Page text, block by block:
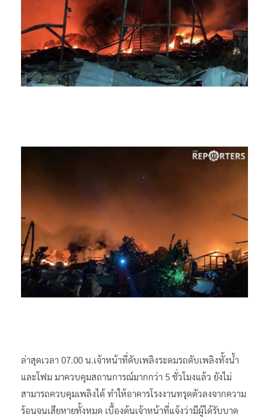
ล่าสุดเวลา 07.00 น.เจ้าหน้าที่ดับเพลิงระดมรถดับเพลิงทั้งน้ำ
และโฟม มาควบคุมสถานการณ์มากกว่า 5 ชั่วโมงแล้ว ยังไม่
สามารถควบคุมเพลิงได้ ทำให้อาคารโรงงานทรุดตัวลงจากความ
ร้อนจนเสียหายทั้งหมด เบื้องต้นเจ้าหน้าที่แจ้งว่ามีผู้ได้รับบาด